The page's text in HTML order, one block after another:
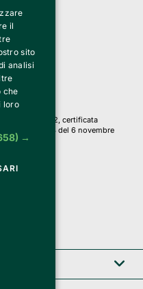
(MI)
Belive 6.2, certificata
2025/445474 del 6 novembre
il
sito
analisi
che
loro
→